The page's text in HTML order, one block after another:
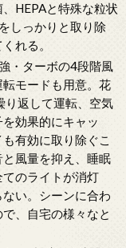
HEPAと特殊な粒状
しっかりと取り除
れる。
・ターボの4段階風
モードも用意。花
り返して運転、空気
効果的にキャッ
有効に取り除ぐこ
風量を抑え、睡眠
のライトが消灯
い。シーンに合わ
、自宅の様々なと